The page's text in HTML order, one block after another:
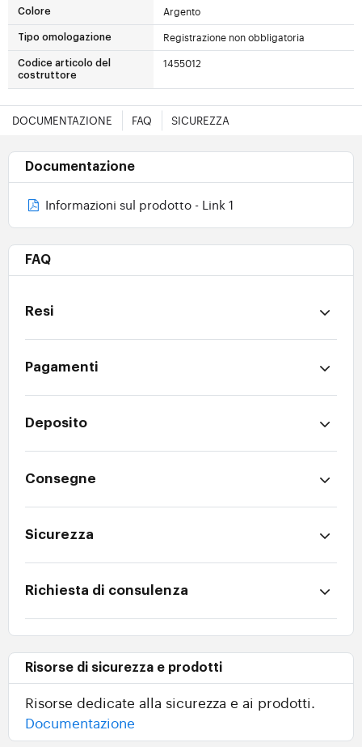
Colore Argento
Tipo omologazione Registrazione non obbligatoria
Codice articolo del
costruttore
1455012
DOCUMENTAZIONE FAQ SICUREZZA
Documentazione
Informazioni sul prodotto - Link 1
FAQ
Resi
Pagamenti
Deposito
Consegne
Sicurezza
Richiesta di consulenza
Risorse di sicurezza e prodotti
Risorse dedicate alla sicurezza e ai prodotti.
Documentazione